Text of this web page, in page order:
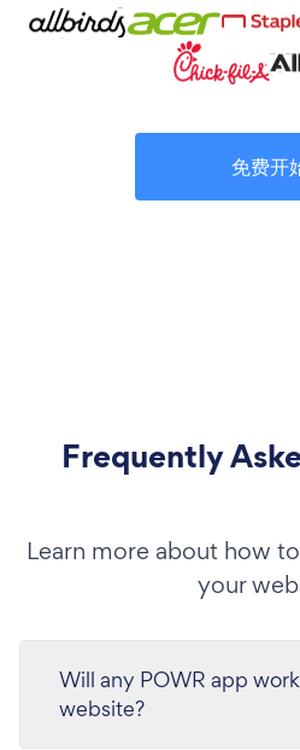
免费开
Frequently
Learn more about how
your
Will any POWR app
website?